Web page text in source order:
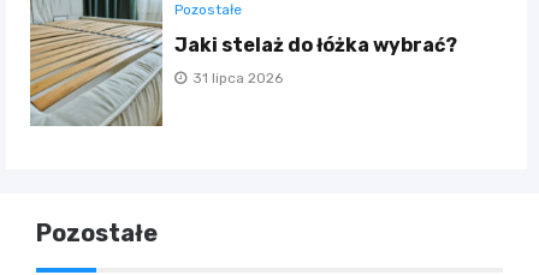
Pozostałe
Jaki stelaż do łóżka wybrać?
31 lipca 2026
Pozostałe